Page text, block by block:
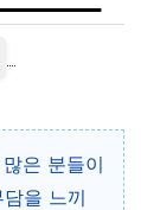
은 분들이
을 느끼